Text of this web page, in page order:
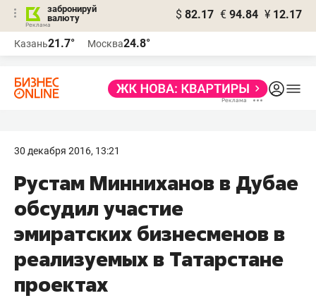
забронируй
валюту
$ 82.17 € 94.84 ¥ 12.17
Казань21.7° Москва24.8°
30 декабря 2016, 13:21
Рустам Минниханов в Дубае
обсудил участие
эмиратских бизнесменов в
реализуемых в Татарстане
проектах